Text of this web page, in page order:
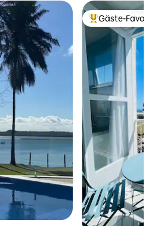
Beliebter Gäste-
Gäste-Favorit